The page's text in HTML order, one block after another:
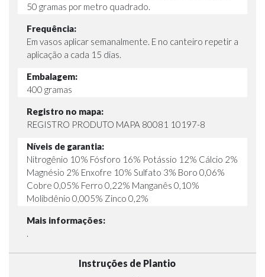
50 gramas por metro quadrado.
Frequência:
Em vasos aplicar semanalmente. E no canteiro repetir a
aplicação a cada 15 dias.
Embalagem:
400 gramas
Registro no mapa:
REGISTRO PRODUTO MAPA 80081 10197-8
Níveis de garantia:
Nitrogênio 10% Fósforo 16% Potássio 12% Cálcio 2%
Magnésio 2% Enxofre 10% Sulfato 3% Boro 0,06%
Cobre 0,05% Ferro 0,22% Manganês 0,10%
Molibdênio 0,005% Zinco 0,2%
Mais informações:
.
Instruções de Plantio